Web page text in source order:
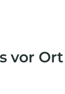
vor Ort